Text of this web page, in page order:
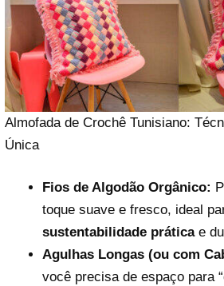
Almofada de Crochê Tunisiano:
Única
Fios de Algodão Orgânico:
toque suave e fresco, ideal
sustentabilidade práticae
Agulhas Longas (ou com
você precisa de espaço para